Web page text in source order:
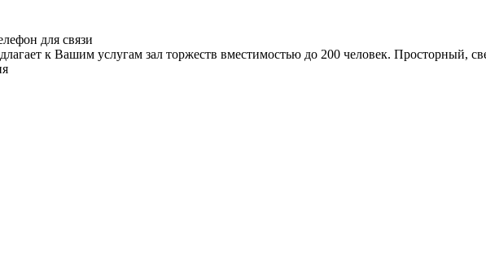
для связи
к Вашим услугам зал торжеств вместимостью до 200 человек. Просторный,